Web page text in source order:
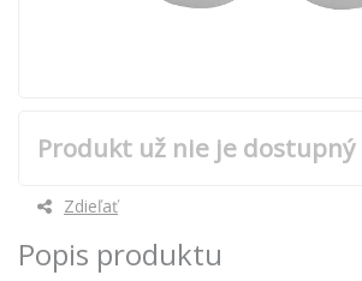
Produkt už nie je dostupný
Zdieľať
Popis produktu